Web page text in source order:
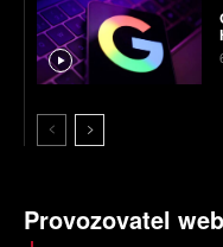
Provozovatel